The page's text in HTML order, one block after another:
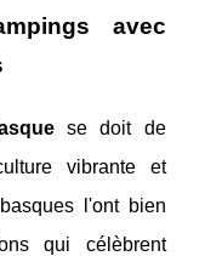
avec
se doit de
vibrante et
basques l'ont bien
qui célèbrent